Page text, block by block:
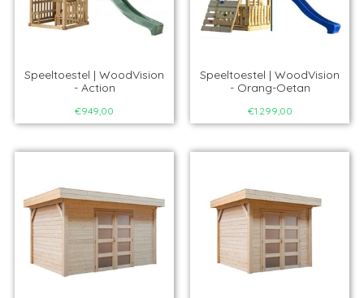
Speeltoestel | WoodVision
- Action
€949,00
Speeltoestel | WoodVision
- Orang-Oetan
€1.299,00